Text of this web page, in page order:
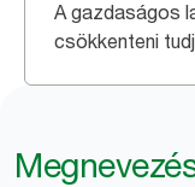
A gazdaságos
csökkenteni